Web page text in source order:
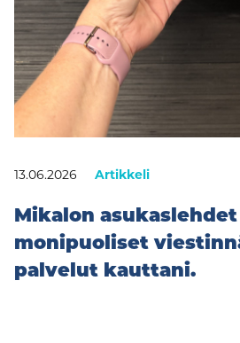
13.06.2026 Artikkeli
Mikalon asukaslehdet
monipuoliset
palvelut kauttani.